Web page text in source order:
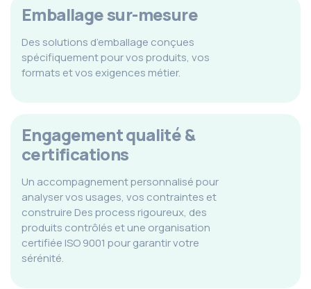
Emballage sur-mesure
Des solutions d’emballage conçues
spécifiquement pour vos produits, vos
formats et vos exigences métier.
Engagement qualité &
certifications
Un accompagnement personnalisé pour
analyser vos usages, vos contraintes et
construire Des process rigoureux, des
produits contrôlés et une organisation
certifiée ISO 9001 pour garantir votre
sérénité.